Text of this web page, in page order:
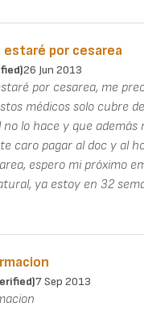
por cesarea
26 Jun 2013
por cesarea, me
médicos solo cubre
lo hace y que además
caro pagar al doc y al
espero mi próximo
ya estoy en 32
7 Sep 2013